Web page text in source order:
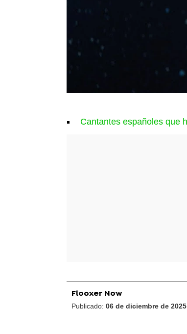
Cantantes españoles que
Flooxer Now
Publicado: 06 de diciembre de